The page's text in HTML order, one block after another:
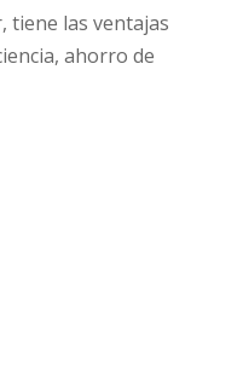
tiene las ventajas
ahorro de